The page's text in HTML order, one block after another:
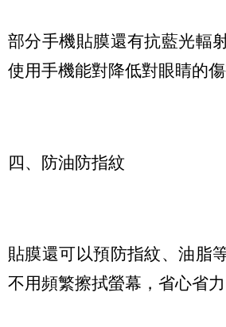
部分手機貼膜還有抗藍光輻
使用手機能對降低對眼睛的傷
四、防油防指紋
貼膜還可以預防指紋、油脂
不用頻繁擦拭螢幕，省心省力